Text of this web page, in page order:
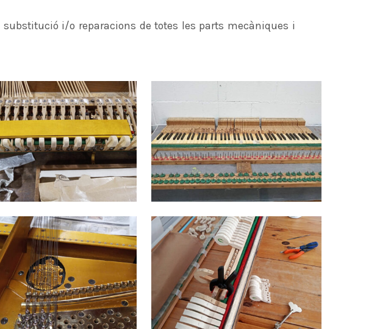
i/o reparacions de totes les parts mecàniques i